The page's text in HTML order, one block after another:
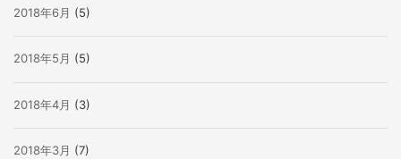
2018年6月 (5)
2018年5月 (5)
2018年4月 (3)
2018年3月 (7)